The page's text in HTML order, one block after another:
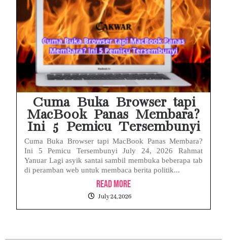
Cuma Buka Browser tapi
MacBook Panas Membara?
Ini 5 Pemicu Tersembunyi
Cuma Buka Browser tapi MacBook Panas Membara?
Ini 5 Pemicu Tersembunyi July 24, 2026 Rahmat
Yanuar Lagi asyik santai sambil membuka beberapa tab
di peramban web untuk membaca berita politik...
Read More
July 24, 2026